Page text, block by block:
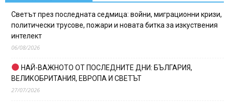
Светът през последната седмица: войни, миграционни кризи,
политически трусове, пожари и новата битка за изкуствения
интелект
06/08/2026
НАЙ-ВАЖНОТО ОТ ПОСЛЕДНИТЕ ДНИ: БЪЛГАРИЯ,
ВЕЛИКОБРИТАНИЯ, ЕВРОПА И СВЕТЪТ
27/07/2026